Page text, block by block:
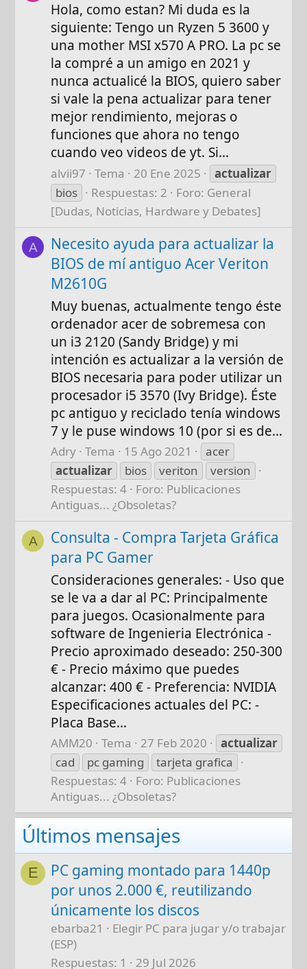
Hola, como estan? Mi duda es la
siguiente: Tengo un Ryzen 5 3600 y
una mother MSI x570 A PRO. La pc se
la compré a un amigo en 2021 y
nunca actualicé la BIOS, quiero saber
si vale la pena actualizar para tener
mejor rendimiento, mejoras o
funciones que ahora no tengo
cuando veo videos de yt. Si...
alvii97 Tema 20 Ene 2025
actualizar
bios
Respuestas: 2 Foro: General
[Dudas, Noticias, Hardware y Debates]
A
Necesito ayuda para actualizar la
BIOS de mí antiguo Acer Veriton
M2610G
Muy buenas, actualmente tengo éste
ordenador acer de sobremesa con
un i3 2120 (Sandy Bridge) y mi
intención es actualizar a la versión de
BIOS necesaria para poder utilizar un
procesador i5 3570 (Ivy Bridge). Éste
pc antiguo y reciclado tenía windows
7 y le puse windows 10 (por si es de...
Adry Tema 15 Ago 2021
acer
actualizar
bios veriton
version
Respuestas: 4
Foro: Publicaciones
Antiguas... ¿Obsoletas?
A
Consulta - Compra Tarjeta Gráfica
para PC Gamer
Consideraciones generales: - Uso que
se le va a dar al PC: Principalmente
para juegos. Ocasionalmente para
software de Ingenieria Electrónica -
Precio aproximado deseado: 250-300
€ - Precio máximo que puedes
alcanzar: 400 € - Preferencia: NVIDIA
Especificaciones actuales del PC: -
Placa Base...
AMM20 Tema 27 Feb 2020
actualizar
cad
pc gaming
tarjeta grafica
Respuestas: 4
Foro: Publicaciones
Antiguas... ¿Obsoletas?
Últimos mensajes
E
PC gaming montado para 1440p
por unos 2.000 €, reutilizando
únicamente los discos
ebarba21
Elegir PC para jugar y/o trabajar
(ESP)
Respuestas 1 29 Jul 2026